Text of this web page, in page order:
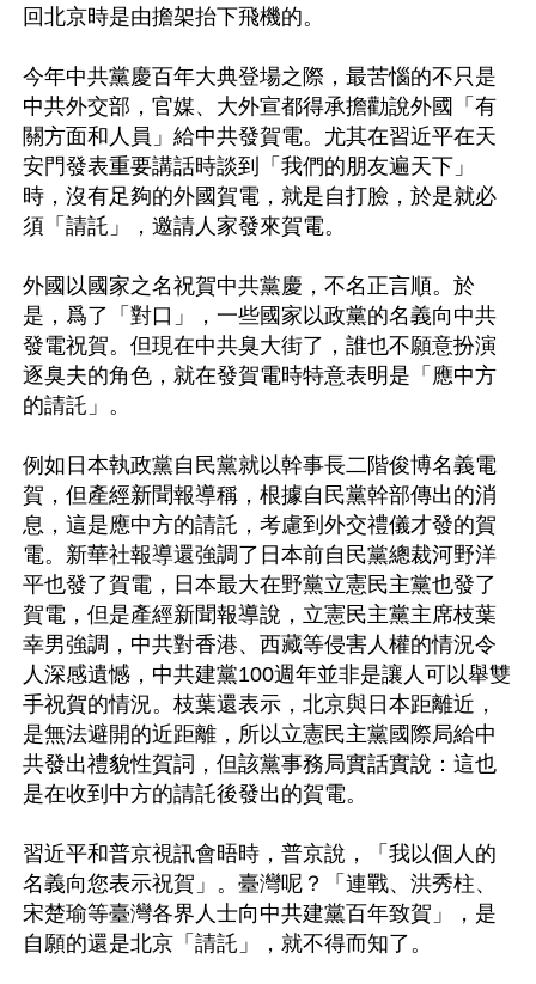
回北京時是由擔架抬下飛機的。
今年中共黨慶百年大典登場之際，最苦惱的不只是
中共外交部，官媒、大外宣都得承擔勸說外國「有
關方面和人員」給中共發賀電。尤其在習近平在天
安門發表重要講話時談到「我們的朋友遍天下」
時，沒有足夠的外國賀電，就是自打臉，於是就必
須「請託」，邀請人家發來賀電。
外國以國家之名祝賀中共黨慶，不名正言順。於
是，爲了「對口」，一些國家以政黨的名義向中共
發電祝賀。但現在中共臭大街了，誰也不願意扮演
逐臭夫的角色，就在發賀電時特意表明是「應中方
的請託」。
例如日本執政黨自民黨就以幹事長二階俊博名義電
賀，但產經新聞報導稱，根據自民黨幹部傳出的消
息，這是應中方的請託，考慮到外交禮儀才發的賀
電。新華社報導還強調了日本前自民黨總裁河野洋
平也發了賀電，日本最大在野黨立憲民主黨也發了
賀電，但是產經新聞報導說，立憲民主黨主席枝葉
幸男強調，中共對香港、西藏等侵害人權的情況令
人深感遺憾，中共建黨100週年並非是讓人可以舉雙
手祝賀的情況。枝葉還表示，北京與日本距離近，
是無法避開的近距離，所以立憲民主黨國際局給中
共發出禮貌性賀詞，但該黨事務局實話實說：這也
是在收到中方的請託後發出的賀電。
習近平和普京視訊會晤時，普京說，「我以個人的
名義向您表示祝賀」。臺灣呢？「連戰、洪秀柱、
宋楚瑜等臺灣各界人士向中共建黨百年致賀」，是
自願的還是北京「請託」，就不得而知了。